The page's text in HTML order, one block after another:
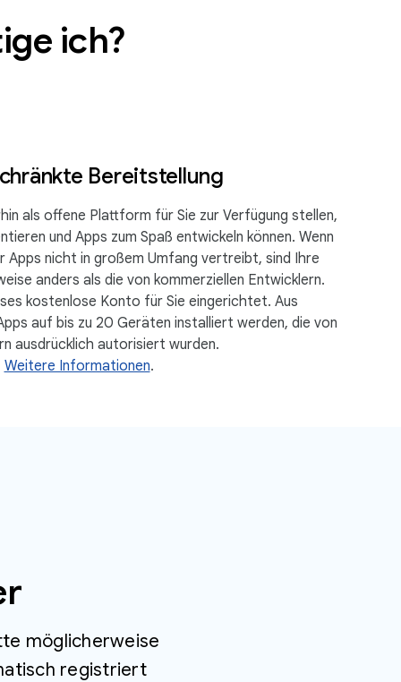
ich?
Bereitstellung
als offene Plattform für Sie zur Verfügung stellen,
und Apps zum Spaß entwickeln können. Wenn
Apps nicht in großem Umfang vertreibt, sind Ihre
anders als die von kommerziellen Entwicklern.
kostenlose Konto für Sie eingerichtet. Aus
auf bis zu 20 Geräten installiert werden, die von
ausdrücklich autorisiert wurden.
Weitere Informationen.
möglicherweise
registriert